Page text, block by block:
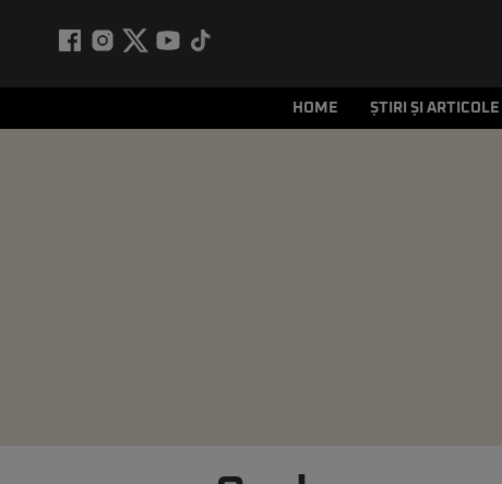
HOME ȘTIRI ȘI ARTICOLE